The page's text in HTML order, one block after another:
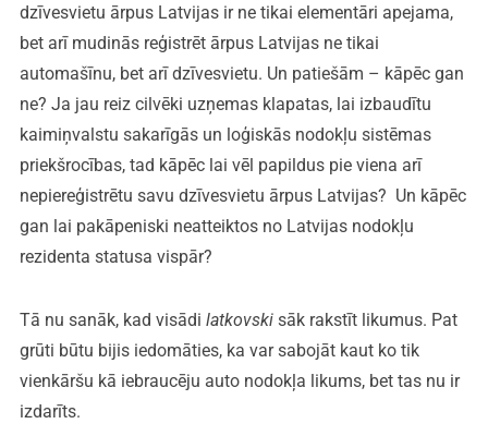
dzīvesvietu ārpus Latvijas ir ne tikai elementāri apejama,
bet arī mudinās reģistrēt ārpus Latvijas ne tikai
automašīnu, bet arī dzīvesvietu. Un patiešām – kāpēc gan
ne? Ja jau reiz cilvēki uzņemas klapatas, lai izbaudītu
kaimiņvalstu sakarīgās un loģiskās nodokļu sistēmas
priekšrocības, tad kāpēc lai vēl papildus pie viena arī
nepiereģistrētu savu dzīvesvietu ārpus Latvijas? Un kāpēc
gan lai pakāpeniski neatteiktos no Latvijas nodokļu
rezidenta statusa vispār?
Tā nu sanāk, kad visādi latkovskisāk rakstīt likumus. Pat
grūti būtu bijis iedomāties, ka var sabojāt kaut ko tik
vienkāršu kā iebraucēju auto nodokļa likums, bet tas nu ir
izdarīts.